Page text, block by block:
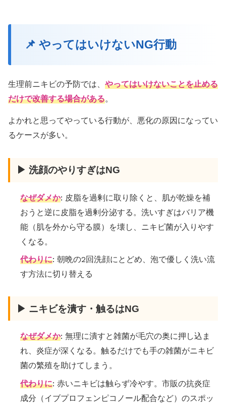
📌 やってはいけないNG行動
生理前ニキビの予防では、 やってはいけないことを止める
だけで改善する場合がある。
よかれと思ってやっている行動が、悪化の原因になってい
るケースが多い。
▶ 洗顔のやりすぎはNG
なぜダメか: 皮脂を過剰に取り除くと、肌が乾燥を補
おうと逆に皮脂を過剰分泌する。洗いすぎはバリア機
能（肌を外から守る膜）を壊し、ニキビ菌が入りやす
くなる。
代わりに: 朝晩の2回洗顔にとどめ、泡で優しく洗い流
す方法に切り替える
▶ ニキビを潰す・触るはNG
なぜダメか: 無理に潰すと雑菌が毛穴の奥に押し込ま
れ、炎症が深くなる。触るだけでも手の雑菌がニキビ
菌の繁殖を助けてしまう。
代わりに: 赤いニキビは触らず冷やす。市販の抗炎症
成分（イブプロフェンピコノール配合など）のスポッ